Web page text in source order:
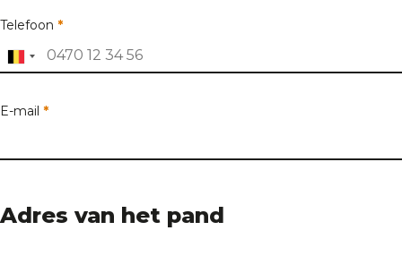
Telefoon *
E-mail *
Adres van het pand